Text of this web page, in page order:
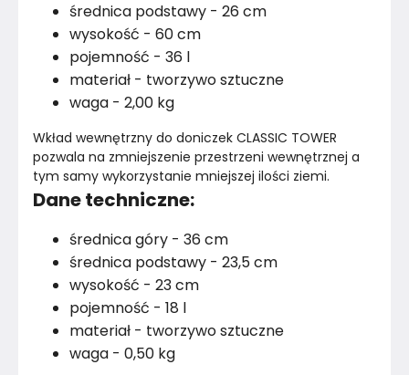
średnica podstawy - 26 cm
wysokość - 60 cm
pojemność - 36 l
materiał - tworzywo sztuczne
waga - 2,00 kg
Wkład wewnętrzny do doniczek CLASSIC TOWER
pozwala na zmniejszenie przestrzeni wewnętrznej a
tym samy wykorzystanie mniejszej ilości ziemi.
Dane techniczne:
średnica góry - 36 cm
średnica podstawy - 23,5 cm
wysokość - 23 cm
pojemność - 18 l
materiał - tworzywo sztuczne
waga - 0,50 kg